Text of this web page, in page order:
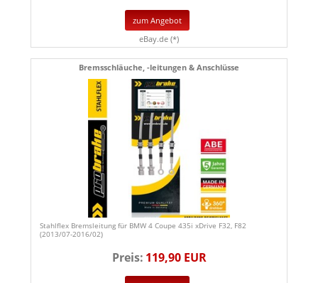
zum Angebot
eBay.de (*)
Bremsschläuche, -leitungen & Anschlüsse
Stahlflex Bremsleitung für BMW 4 Coupe 435i xDrive F32, F82
(2013/07-2016/02)
Preis: 119,90 EUR